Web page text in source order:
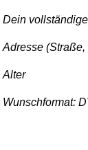
Dein
Adresse
Alter
Wunschformat: